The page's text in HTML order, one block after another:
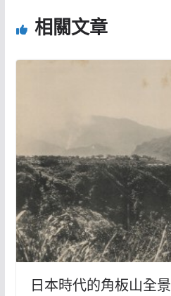
相關文章
日本時代的角板山全景